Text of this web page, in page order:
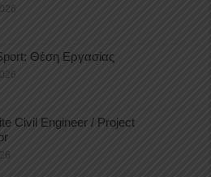
Θέση Εργασίας
Civil Engineer / Project